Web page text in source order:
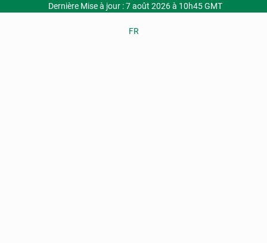
Dernière Mise à jour : 7 août 2026 à 10h45 GMT
FR